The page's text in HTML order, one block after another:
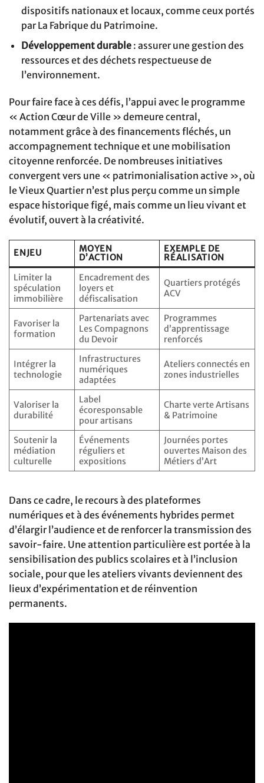
dispositifs nationaux et locaux, comme ceux portés
par La Fabrique du Patrimoine.
Développement durable: assurer une gestion des
ressources et des déchets respectueuse de
l’environnement.
Pour faire face à ces défis, l’appui avec le programme
« Action Cœur de Ville » demeure central,
notamment grâce à des financements fléchés, un
accompagnement technique et une mobilisation
citoyenne renforcée. De nombreuses initiatives
convergent vers une « patrimonialisation active », où
le Vieux Quartier n’est plus perçu comme un simple
espace historique figé, mais comme un lieu vivant et
évolutif, ouvert à la créativité.
ENJEU
MOYEN
D’ACTION
EXEMPLE DE
RÉALISATION
Limiter la
spéculation
immobilière
Encadrement des
loyers et
défiscalisation
Quartiers protégés
ACV
Favoriser la
formation
Partenariats avec
Les Compagnons
du Devoir
Programmes
d’apprentissage
renforcés
Intégrer la
technologie
Infrastructures
numériques
adaptées
Ateliers connectés en
zones industrielles
Valoriser la
durabilité
Label
écoresponsable
pour artisans
Charte verte Artisans
& Patrimoine
Soutenir la
médiation
culturelle
Événements
réguliers et
expositions
Journées portes
ouvertes Maison des
Métiers d’Art
Dans ce cadre, le recours à des plateformes
numériques et à des événements hybrides permet
d’élargir l’audience et de renforcer la transmission des
savoir-faire. Une attention particulière est portée à la
sensibilisation des publics scolaires et à l’inclusion
sociale, pour que les ateliers vivants deviennent des
lieux d’expérimentation et de réinvention
permanents.